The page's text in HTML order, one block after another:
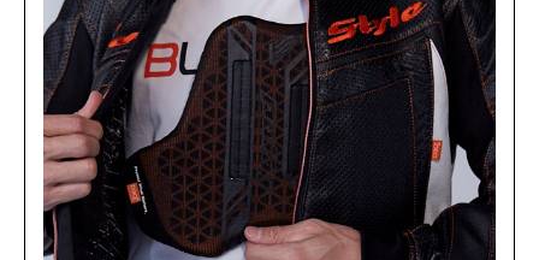
NAVY
LL
¥26,290 (税込)
カートに入れる